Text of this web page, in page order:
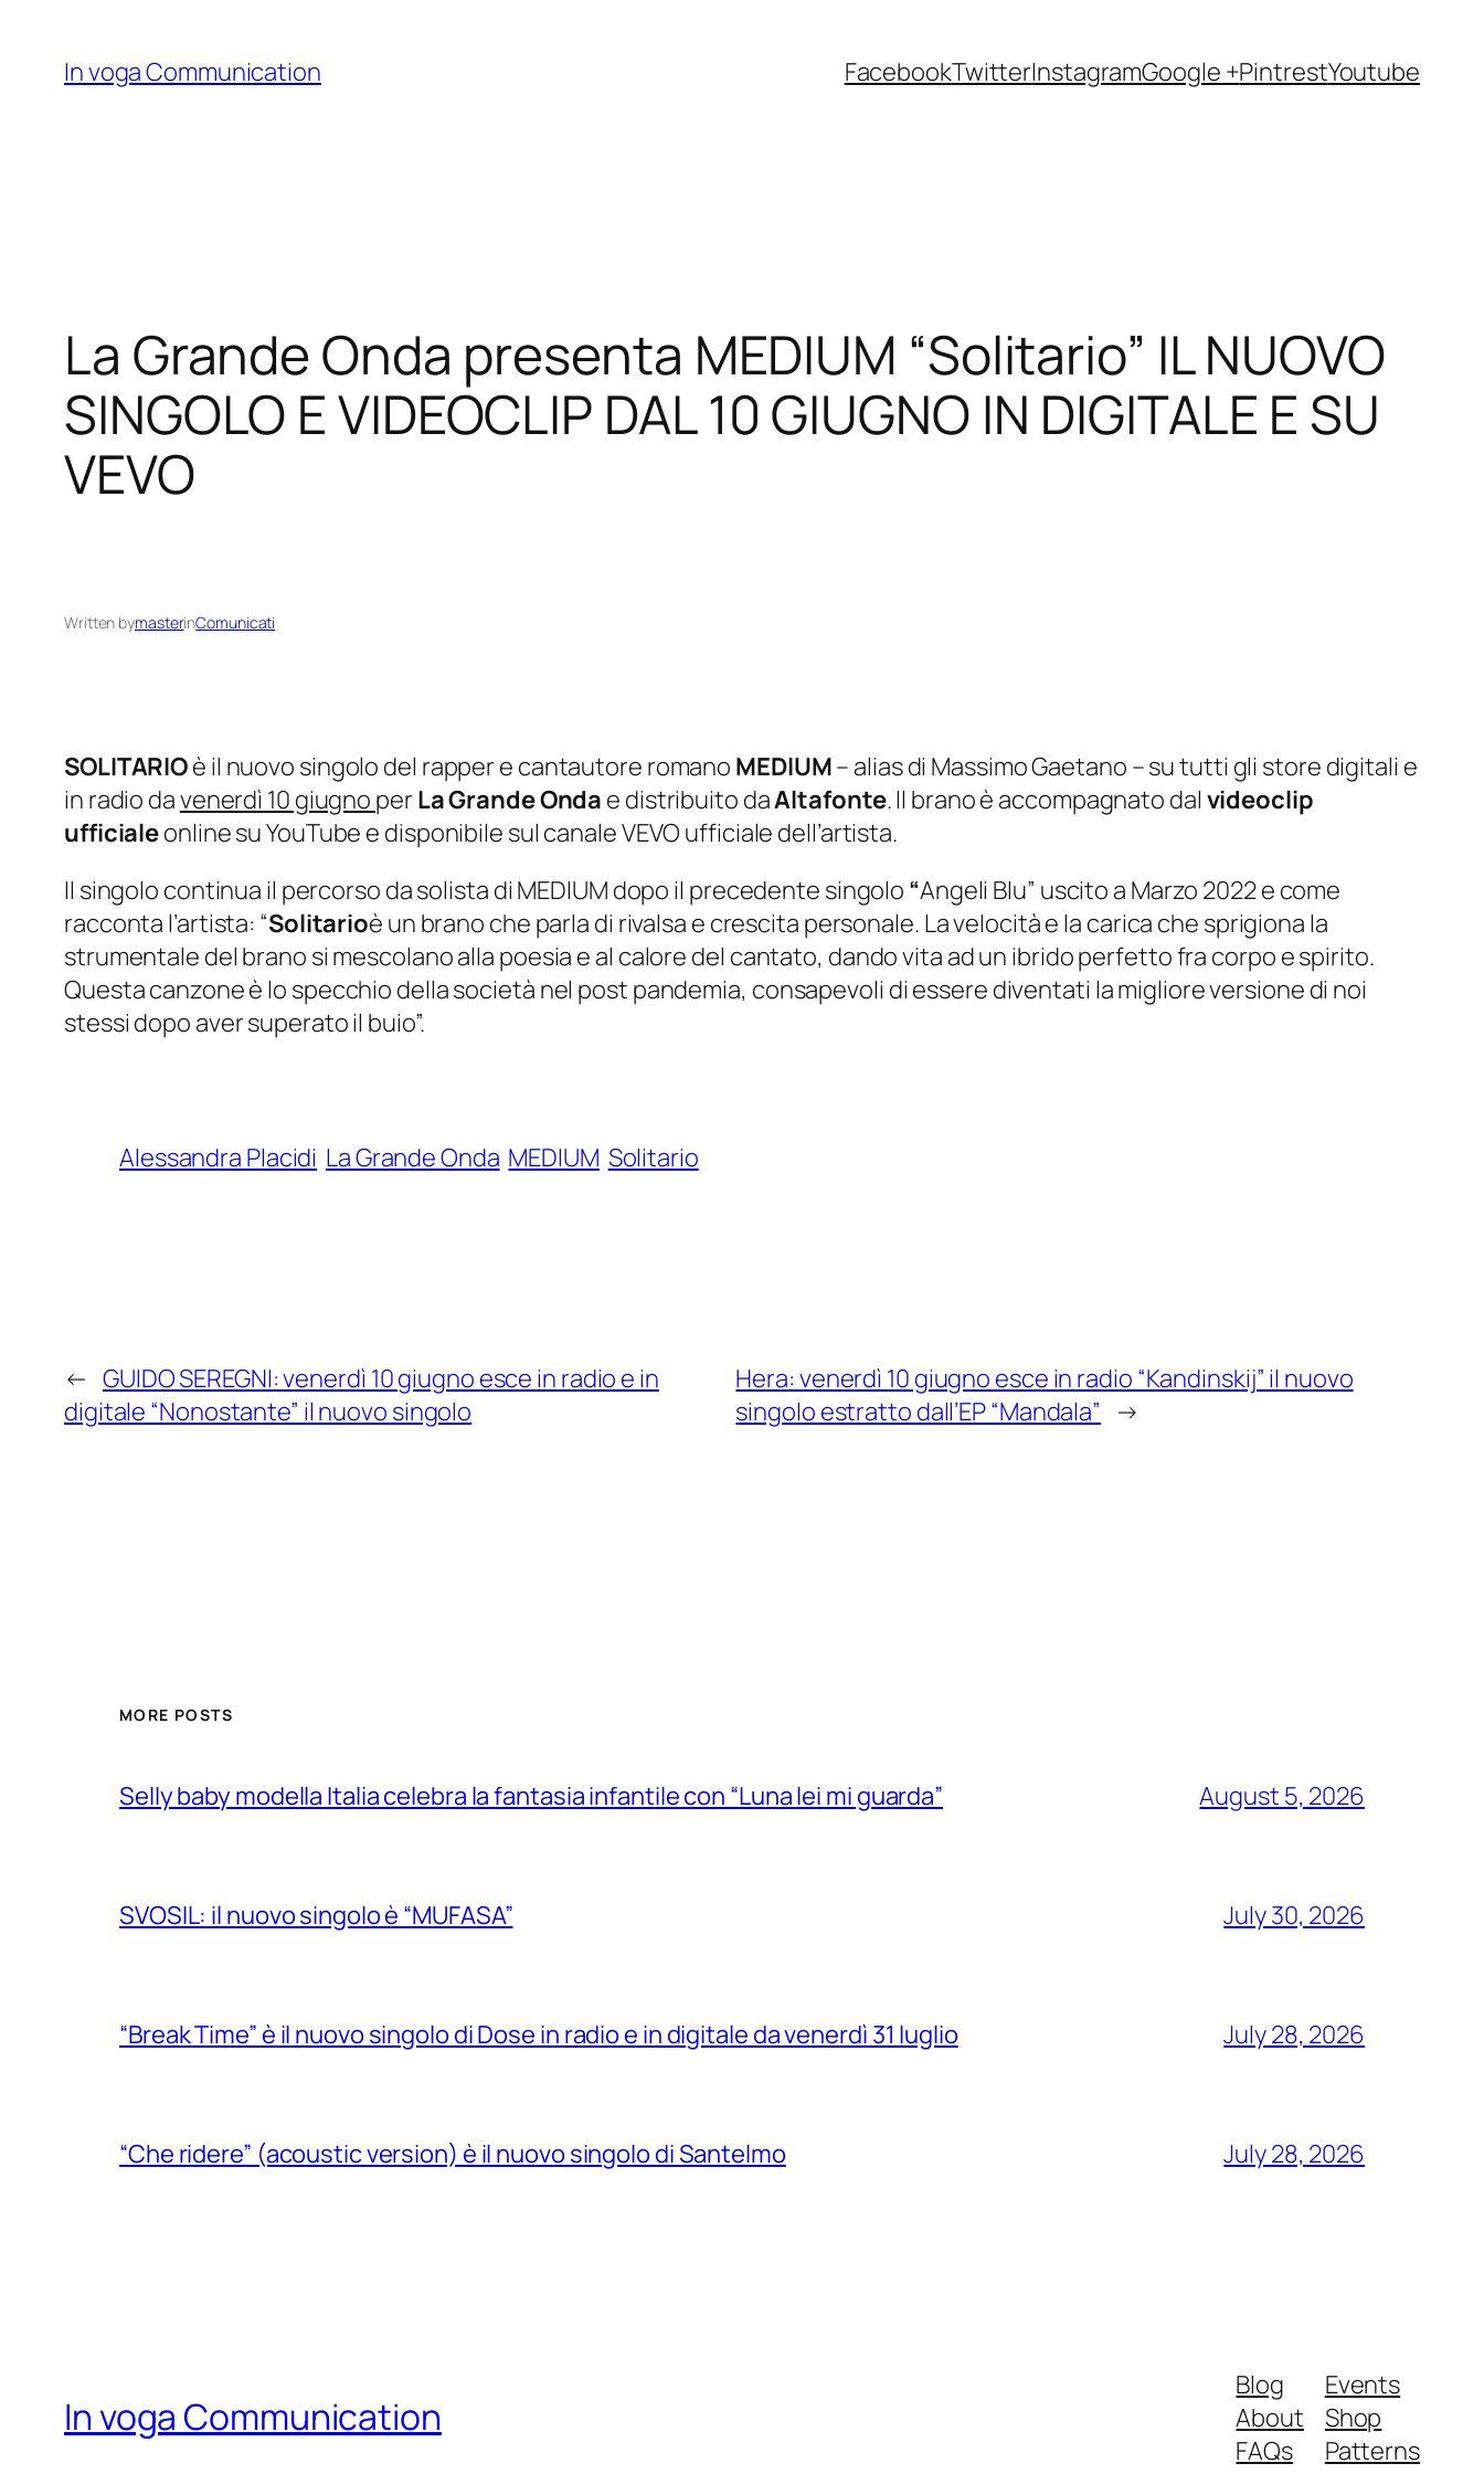
content
In voga Communication FacebookTwitterInstagramGoogle +PintrestYoutube
La Grande Onda presenta MEDIUM “Solitario” IL NUOVO
SINGOLO E VIDEOCLIP DAL 10 GIUGNO IN DIGITALE E SU
VEVO
Written bymasterinComunicati
SOLITARIOè il nuovo singolo del rapper e cantautore romano MEDIUM– alias di Massimo Gaetano – su tutti gli store digitali e
in radio davenerdì 10 giugno per La Grande Onda e distribuito daAltafonte. Il brano è accompagnato dal videoclip
ufficialeonline su YouTube e disponibile sul canale VEVO ufficiale dell’artista.
Il singolo continua il percorso da solista di MEDIUM dopo il precedente singolo “Angeli Blu” uscito a Marzo 2022 e come
racconta l’artista: “Solitarioè un brano che parla di rivalsa e crescita personale. La velocità e la carica che sprigiona la
strumentale del brano si mescolano alla poesia e al calore del cantato, dando vita ad un ibrido perfetto fra corpo e spirito.
Questa canzone è lo specchio della società nel post pandemia, consapevoli di essere diventati la migliore versione di noi
stessi dopo aver superato il buio”.
Alessandra Placidi La Grande Onda MEDIUM Solitario
← GUIDO SEREGNI: venerdì 10 giugno esce in radio e in
digitale “Nonostante” il nuovo singolo
Hera: venerdì 10 giugno esce in radio “Kandinskij” il nuovo
singolo estratto dall’EP “Mandala” →
MORE POSTS
Selly baby modella Italia celebra la fantasia infantile con “Luna lei mi guarda” August 5, 2026
SVOSIL: il nuovo singolo è “MUFASA” July 30, 2026
“Break Time” è il nuovo singolo di Dose in radio e in digitale da venerdì 31 luglio July 28, 2026
“Che ridere” (acoustic version) è il nuovo singolo di Santelmo July 28, 2026
In voga Communication
Blog
About
FAQs
Events
Shop
Patterns